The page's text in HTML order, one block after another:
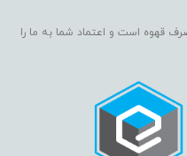
قهوه است و اعتماد شما به ما را